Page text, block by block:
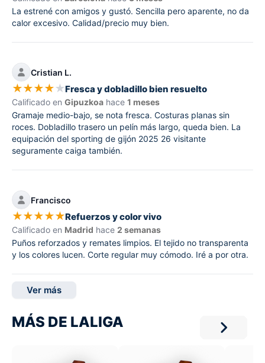
La estrené con amigos y gustó. Sencilla pero aparente, no da
calor excesivo. Calidad/precio muy bien.
Cristian L.
★★★★★Fresca y dobladillo bien resuelto
Calificado en Gipuzkoa hace 1 meses
Gramaje medio-bajo, se nota fresca. Costuras planas sin
roces. Dobladillo trasero un pelín más largo, queda bien. La
equipación del sporting de gijón 2025 26 visitante
seguramente caiga también.
Francisco
★★★★★Refuerzos y color vivo
Calificado en Madrid hace 2 semanas
Puños reforzados y remates limpios. El tejido no transparenta
y los colores lucen. Corte regular muy cómodo. Iré a por otra.
Ver más
MÁS DE LALIGA